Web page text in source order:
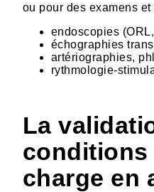
ou pour des examens
endoscopies
échographies
artériographies,
rythmologie-
La
conditions
charge en